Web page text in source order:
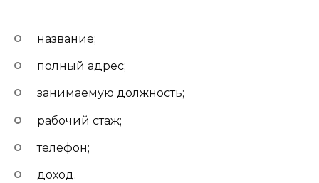
название;
полный адрес;
занимаемую должность;
рабочий стаж;
телефон;
доход.